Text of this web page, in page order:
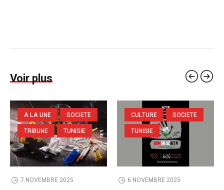
Voir plus
A LA UNE
SOCIETE
TRIBUNE
TUNISIE
7 NOVEMBRE 2025
CULTURE
SOCIETE
TUNISIE
6 NOVEMBRE 2025